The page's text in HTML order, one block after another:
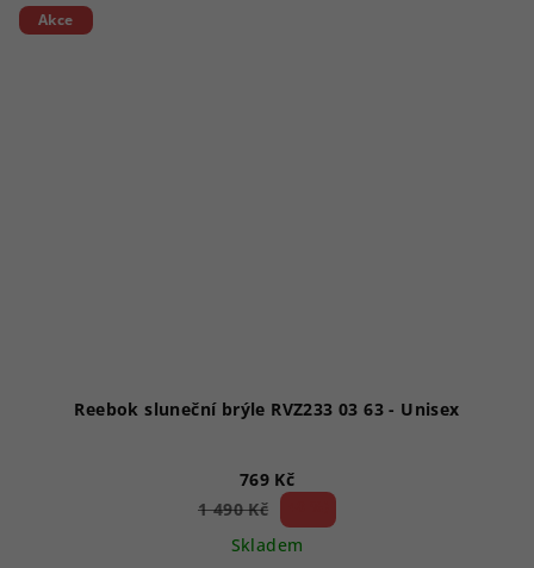
Akce
Reebok sluneční brýle RVZ233 03 63 - Unisex
769 Kč
1 490 Kč
Skladem